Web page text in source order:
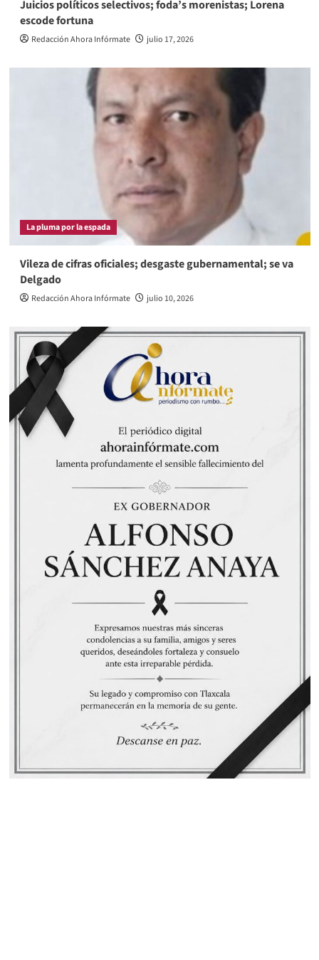
Juicios políticos selectivos; foda’s morenistas; Lorena
escode fortuna
Redacción Ahora Infórmate julio 17, 2026
La pluma por la espada
Vileza de cifras oficiales; desgaste gubernamental; se va
Delgado
Redacción Ahora Infórmate julio 10, 2026